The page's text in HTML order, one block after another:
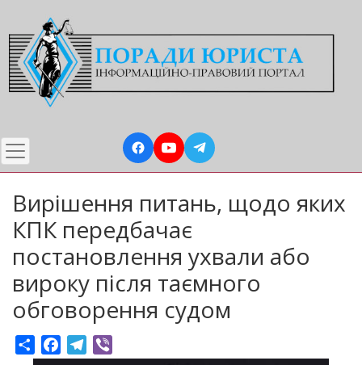
до
основного
вмісту
Вирішення питань, щодо яких
КПК передбачає
постановлення ухвали або
вироку після таємного
обговорення судом
ShareFacebookTelegram